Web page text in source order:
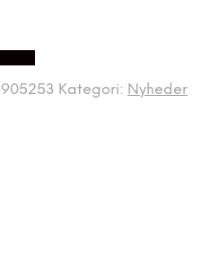
Kategori: Nyheder